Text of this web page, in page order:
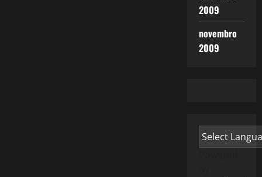
2009
novembro
2009